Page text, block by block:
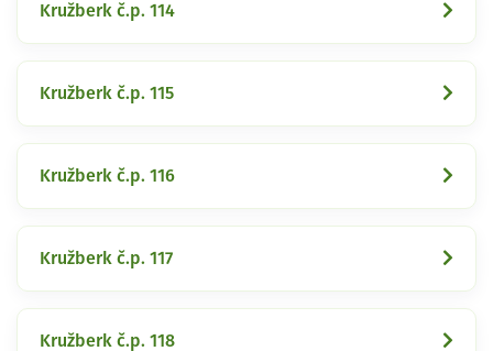
Kružberk č.p. 114
Kružberk č.p. 115
Kružberk č.p. 116
Kružberk č.p. 117
Kružberk č.p. 118